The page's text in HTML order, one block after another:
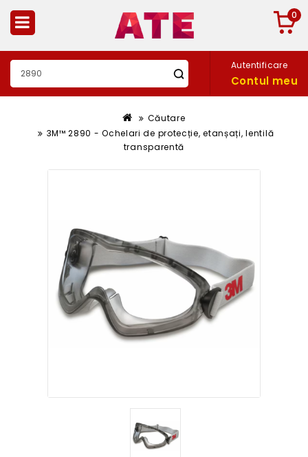
0
Autentificare
Contul meu
Căutare
3M™ 2890 - Ochelari de protecție, etanșați, lentilă
transparentă